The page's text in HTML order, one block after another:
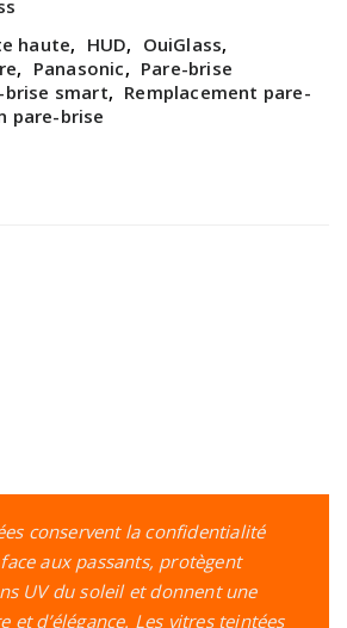
haute, HUD, OuiGlass,
, Panasonic, Pare-brise
brise smart, Remplacement pare-
pare-brise
conservent la confidentialité
aux passants, protègent
UV du soleil et donnent une
et d’élégance. Les vitres teintées